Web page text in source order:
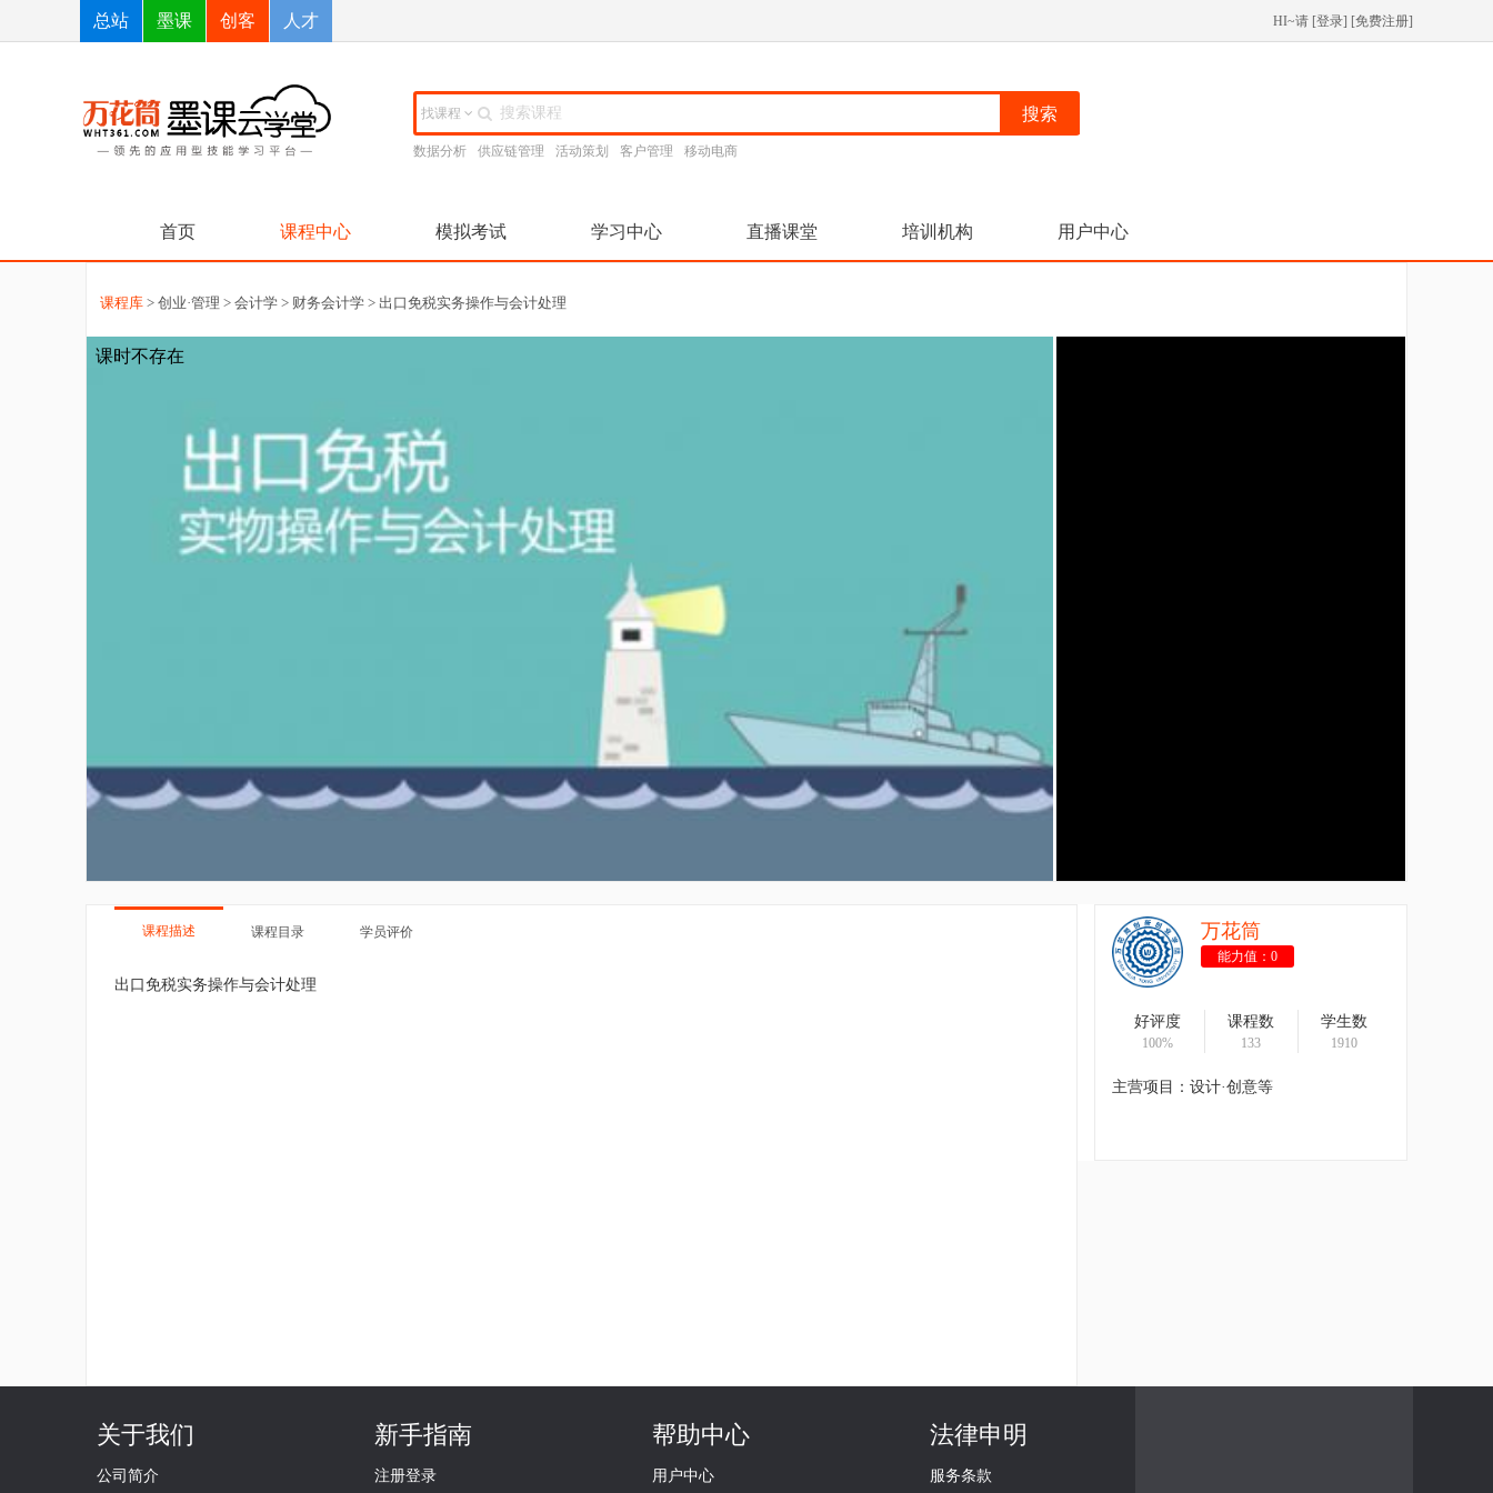
总站 墨课 创客 人才 HI~请 [登录] [免费注册]
找课程 搜索
数据分析 供应链管理 活动策划 客户管理 移动电商
首页 课程中心 模拟考试 学习中心 直播课堂 培训机构 用户中心
课程库 > 创业·管理 > 会计学 > 财务会计学 > 出口免税实务操作与会计处理
课程描述 课程目录 学员评价
出口免税实务操作与会计处理
万花筒
能力值：0
好评度
100%
课程数
133
学生数
1910
主营项目：设计·创意等
关于我们
公司简介
新手指南
注册登录
帮助中心
用户中心
法律申明
服务条款